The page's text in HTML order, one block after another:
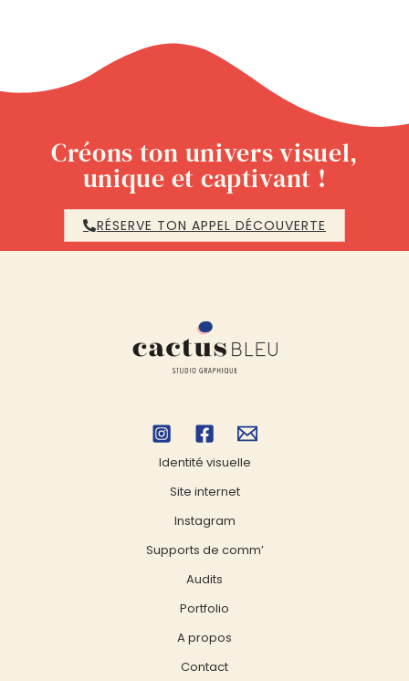
Créons ton univers visuel,
unique et captivant !
RÉSERVE TON APPEL DÉCOUVERTE
Identité visuelle
Site internet
Instagram
Supports de comm’
Audits
Portfolio
A propos
Contact